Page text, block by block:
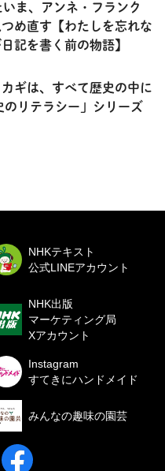
ま、アンネ・フランク
め直す【わたしを忘れな
記を書く前の物語】
ギは、すべて歴史の中に
のリテラシー」シリーズ
NHKテキスト
公式LINEアカウント
NHK出版
マーケティング局
Xアカウント
Instagram
すてきにハンドメイド
みんなの趣味の園芸